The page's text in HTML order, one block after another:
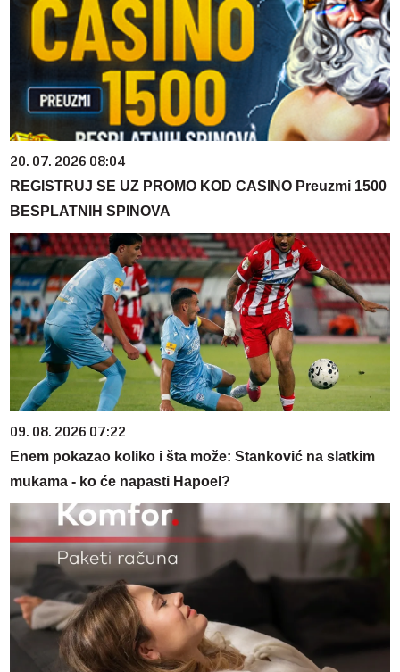
20. 07. 2026 08:04
REGISTRUJ SE UZ PROMO KOD CASINO Preuzmi 1500
BESPLATNIH SPINOVA
09. 08. 2026 07:22
Enem pokazao koliko i šta može: Stanković na slatkim
mukama - ko će napasti Hapoel?